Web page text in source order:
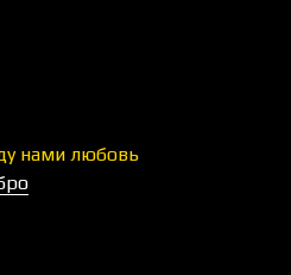
нами любовь